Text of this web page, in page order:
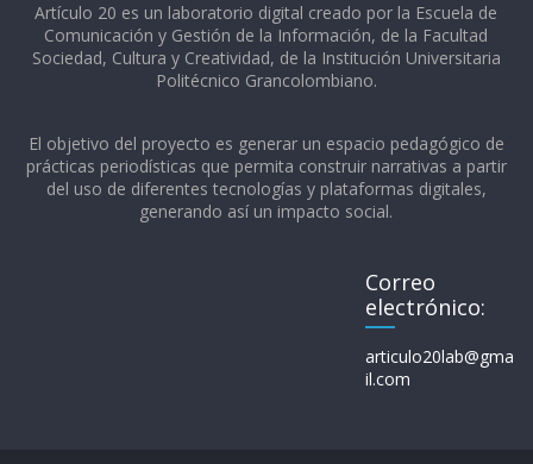
Artículo 20 es un laboratorio digital creado por la Escuela de
Comunicación y Gestión de la Información, de la Facultad
Sociedad, Cultura y Creatividad, de la Institución Universitaria
Politécnico Grancolombiano.​
El objetivo del proyecto es generar un espacio pedagógico de
prácticas periodísticas que permita construir narrativas a partir
del uso de diferentes tecnologías y plataformas digitales,
generando así un impacto social.
Correo
electrónico:
articulo20lab@gma
il.com